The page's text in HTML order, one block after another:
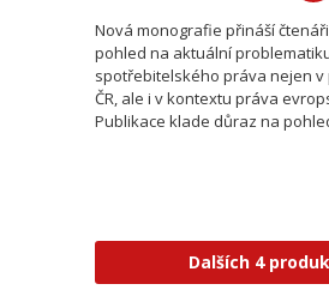
Nová monografie přináší
pohled na aktuální
spotřebitelského práva nejen
ČR, ale i v kontextu práva
Publikace klade důraz na
Dalších 4